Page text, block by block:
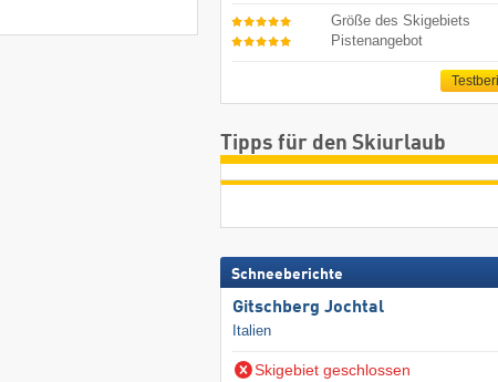
Größe des Skigebiets
Pistenangebot
Tipps für den Skiurlaub
Schneeberichte
Gitschberg Jochtal
Italien
Skigebiet geschlossen